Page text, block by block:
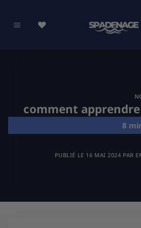
contenu
comment
PUBLIÉ LE 16 MAI 2024 PAR